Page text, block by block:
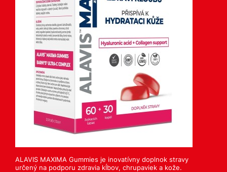
ALAVIS MAXIMA Gummies je inovatívny doplnok stravy
určený na podporu zdravia kĺbov, chrupaviek a kože.